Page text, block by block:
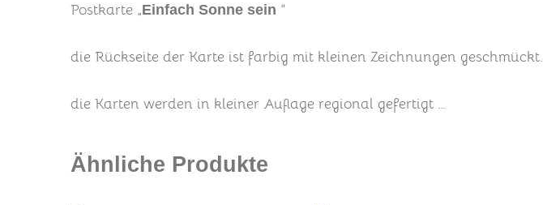
Postkarte „Einfach Sonne sein “
die Rückseite der Karte ist farbig mit kleinen Zeichnungen geschmückt.
die Karten werden in kleiner Auflage regional gefertigt …
Ähnliche Produkte